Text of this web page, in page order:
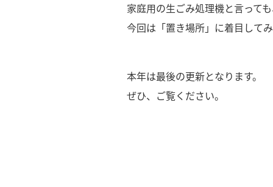
家庭用の生ごみ処理機と言って
今回は「置き場所」に着目して
本年は最後の更新となります。
ぜひ、ご覧ください。